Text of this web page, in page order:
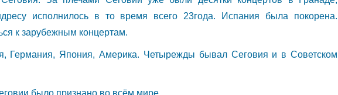
исполнилось в то время всего 23года. Испания была покорена.
к зарубежным концертам.
Германия, Япония, Америка. Четырежды бывал Сеговия и в Советском
было признано во всём мире.